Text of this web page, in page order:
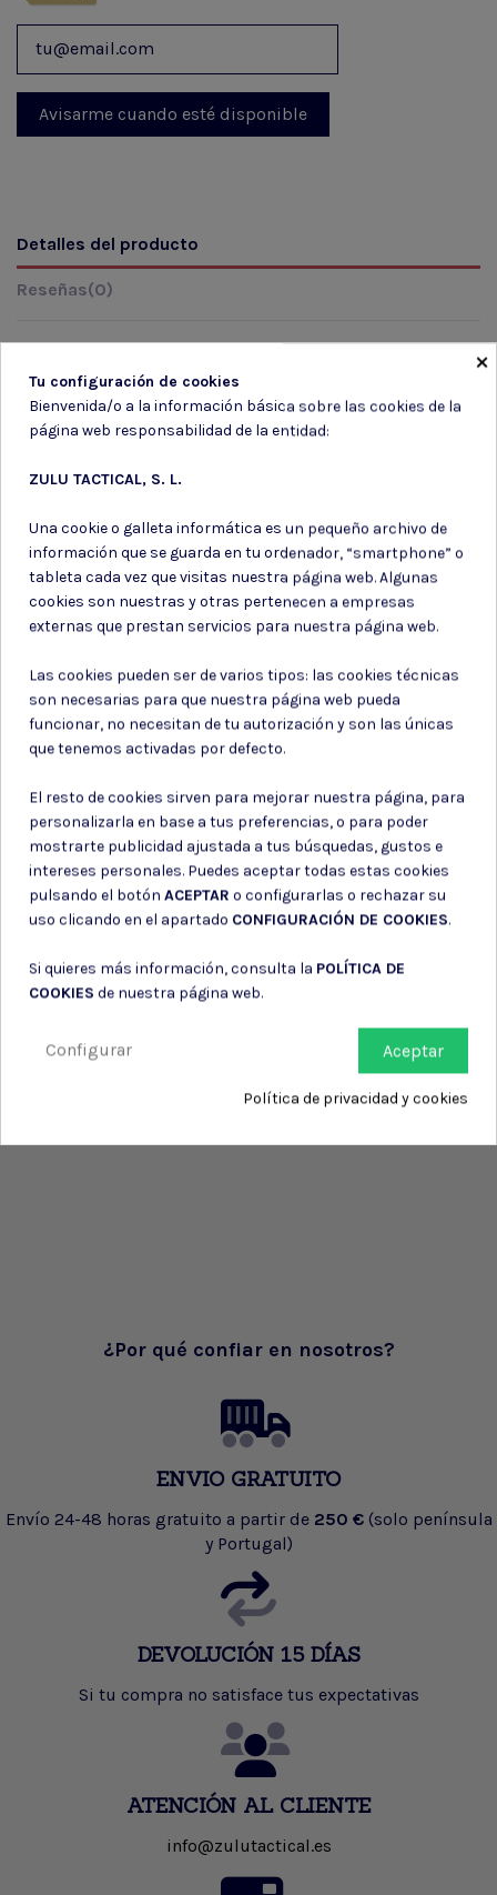
Detalles del producto
Reseñas(0)
Marca
Suscríbete a nuestro boletín
Puede darse de baja en cualquier momento. Para ello, consulte nuestra
información de contacto en el aviso legal.
Consiento el uso de mis datos para los fines indicados en la
Consiento el uso de mis datos personales para recibir publicidad
de su entidad.
¿Por qué confiar en nosotros?
ENVIO GRATUITO
Envío 24-48 horas gratuito a partir de 250 € (solo península
y Portugal)
DEVOLUCIÓN 15 DÍAS
Si tu compra no satisface tus expectativas
ATENCIÓN AL CLIENTE
info@zulutactical.es
×
Tu configuración de cookies
Bienvenida/o a la información básica sobre las cookies de la
página web responsabilidad de la entidad:
ZULU TACTICAL, S. L.
Una cookie o galleta informática es un pequeño archivo de
información que se guarda en tu ordenador, “smartphone” o
tableta cada vez que visitas nuestra página web. Algunas
cookies son nuestras y otras pertenecen a empresas
externas que prestan servicios para nuestra página web.
Las cookies pueden ser de varios tipos: las cookies técnicas
son necesarias para que nuestra página web pueda
funcionar, no necesitan de tu autorización y son las únicas
que tenemos activadas por defecto.
El resto de cookies sirven para mejorar nuestra página, para
personalizarla en base a tus preferencias, o para poder
mostrarte publicidad ajustada a tus búsquedas, gustos e
intereses personales. Puedes aceptar todas estas cookies
pulsando el botón ACEPTAR o configurarlas o rechazar su
uso clicando en el apartado CONFIGURACIÓN DE COOKIES.
Si quieres más información, consulta la POLÍTICA DE
COOKIES de nuestra página web.
Aceptar
Configurar
Política de privacidad y cookies